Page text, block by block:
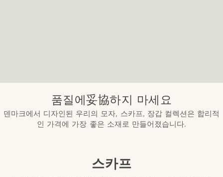
품질에妥協하지 마세요
덴마크에서 디자인된 우리의 모자, 스카프, 장갑 컬렉션은 합리적
인 가격에 가장 좋은 소재로 만들어졌습니다.
스카프